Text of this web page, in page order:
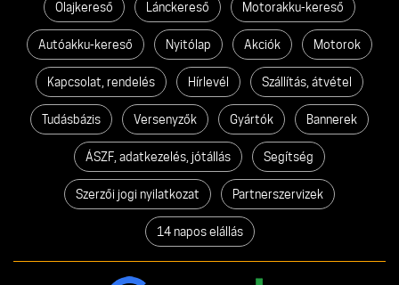
Olajkereső Lánckereső Motorakku-kereső
Autóakku-kereső Nyitólap Akciók Motorok
Kapcsolat, rendelés Hírlevél Szállítás, átvétel
Tudásbázis Versenyzők Gyártók Bannerek
ÁSZF, adatkezelés, jótállás Segítség
Szerzői jogi nyilatkozat Partnerszervizek
14 napos elállás